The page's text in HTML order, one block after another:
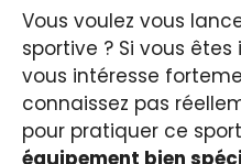
Vous voulez vous
sportive ? Si vous
vous intéresse
connaissez pas
pour pratiquer ce
équipement bien